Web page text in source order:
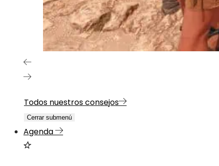
Todos nuestros consejos
Cerrar submenú
Agenda